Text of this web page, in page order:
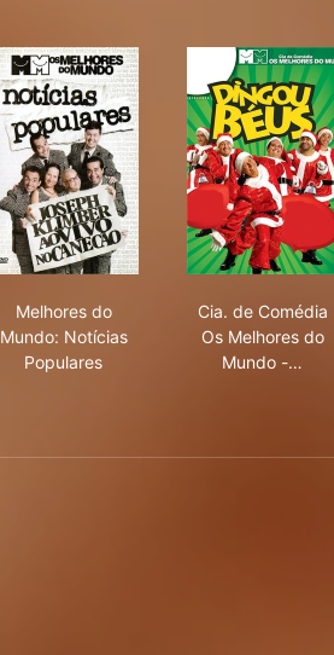
Melhores do
Mundo: Notícias
Populares
Cia. de Comédia
Os Melhores do
Mundo -…